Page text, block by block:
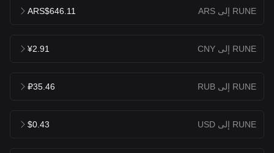
RUNE إلى ARS ARS$646.11
RUNE إلى CNY ¥2.91
RUNE إلى RUB ₽35.46
RUNE إلى USD $0.43